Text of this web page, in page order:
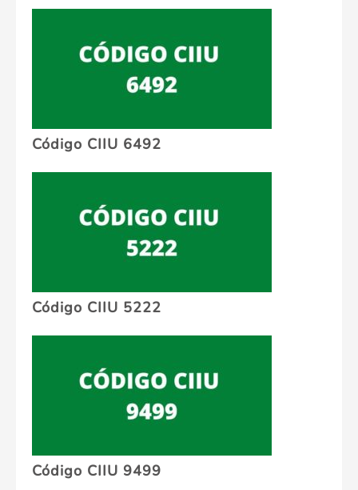
Código CIIU 6492
Código CIIU 5222
Código CIIU 9499